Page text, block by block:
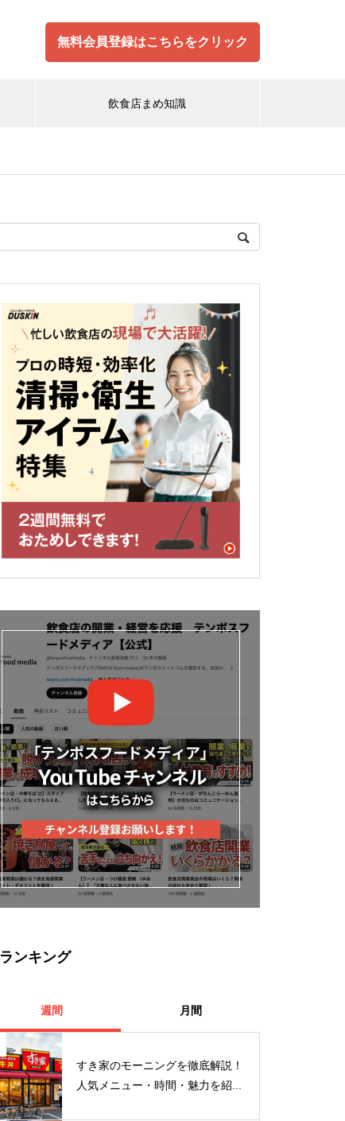
無料会員登録はこちらをクリック
飲食店まめ知識
ランキング
週間 月間
すき家のモーニングを徹底解説！
人気メニュー・時間・魅力を紹...